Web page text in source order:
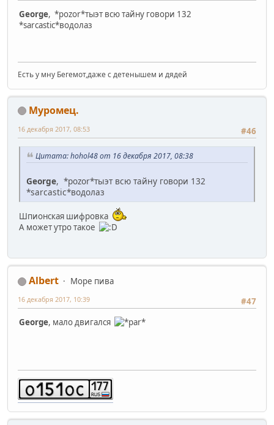
George, *pozor*тыэт всю тайну говори 132
*sarcastic*водолаз
Есть у мну Бегемот,даже с детенышем и дядей
Муромец.
#46
16 декабря 2017, 08:53
Цитата: hohol48 от 16 декабря 2017, 08:38
George, *pozor*тыэт всю тайну говори 132
*sarcastic*водолаз
Шпионская шифровка
А может утро такое
Albert
Море пива
#47
16 декабря 2017, 10:39
George, мало двигался